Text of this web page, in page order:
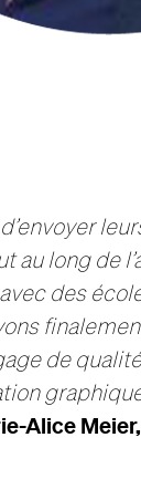
au long de
des
de
Alice